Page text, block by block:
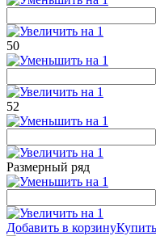
50
52
Размерный ряд
Добавить в корзинуКупить